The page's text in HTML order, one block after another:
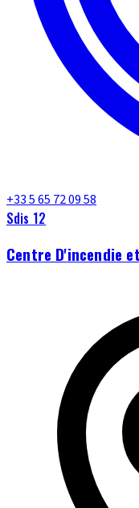
+33 5 65 72 09 58
Sdis 12
Centre D'incendie